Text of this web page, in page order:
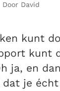
Door David
kunt
kunt
ja, en
dat je